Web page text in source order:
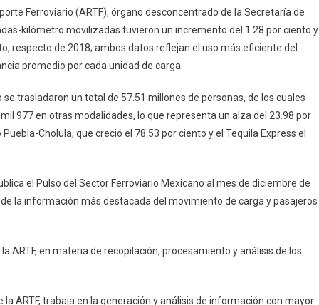
Ferroviario (ARTF), órgano desconcentrado de la Secretaría de
kilómetro movilizadas tuvieron un incremento del 1.28 por ciento y
respecto de 2018; ambos datos reflejan el uso más eficiente del
promedio por cada unidad de carga.
trasladaron un total de 57.51 millones de personas, de los cuales
977 en otras modalidades, lo que representa un alza del 23.98 por
Cholula, que creció el 78.53 por ciento y el Tequila Express el
el Pulso del Sector Ferroviario Mexicano al mes de diciembre de
la información más destacada del movimiento de carga y pasajeros
ARTF, en materia de recopilación, procesamiento y análisis de los
ARTF, trabaja en la generación y análisis de información con mayor